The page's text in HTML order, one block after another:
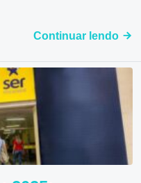
Continuar lendo